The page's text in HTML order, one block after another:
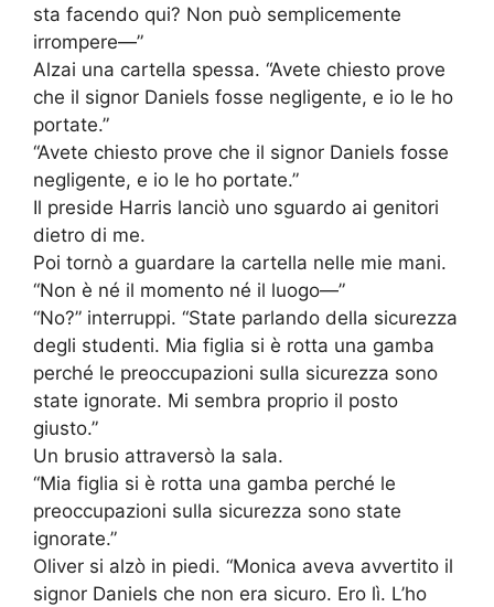
sta facendo qui? Non può semplicemente
irrompere—”
Alzai una cartella spessa. “Avete chiesto prove
che il signor Daniels fosse negligente, e io le ho
portate.”
“Avete chiesto prove che il signor Daniels fosse
negligente, e io le ho portate.”
Il preside Harris lanciò uno sguardo ai genitori
dietro di me.
Poi tornò a guardare la cartella nelle mie mani.
“Non è né il momento né il luogo—”
“No?” interruppi. “State parlando della sicurezza
degli studenti. Mia figlia si è rotta una gamba
perché le preoccupazioni sulla sicurezza sono
state ignorate. Mi sembra proprio il posto
giusto.”
Un brusio attraversò la sala.
“Mia figlia si è rotta una gamba perché le
preoccupazioni sulla sicurezza sono state
ignorate.”
Oliver si alzò in piedi. “Monica aveva avvertito il
signor Daniels che non era sicuro. Ero lì. L’ho